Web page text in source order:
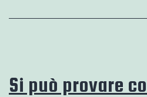
Si può provare